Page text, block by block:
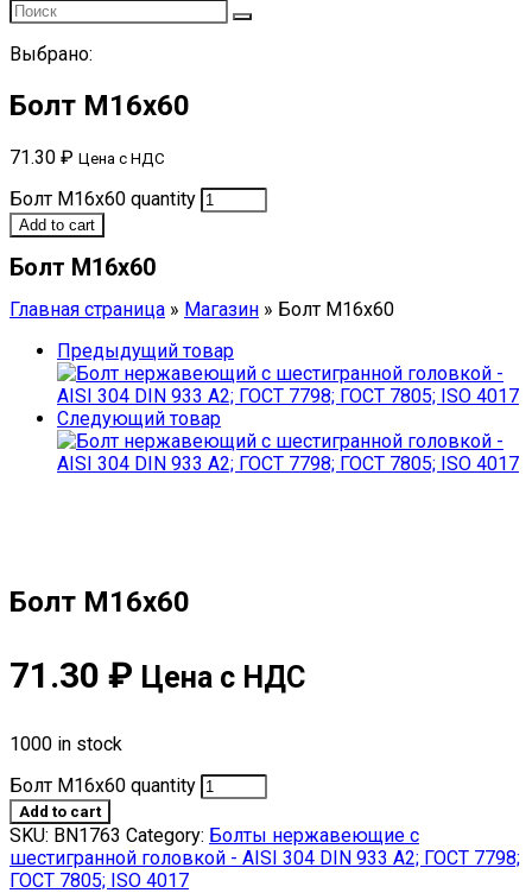
Выбрано:
Болт М16х60
71.30 ₽ Цена с НДС
Болт М16х60 quantity
Add to cart
Болт М16х60
Главная страница » Магазин » Болт М16х60
Предыдущий товар
Следующий товар
Болт М16х60
71.30 ₽ Цена с НДС
1000 in stock
Болт М16х60 quantity
Add to cart
SKU: BN1763 Category: Болты нержавеющие с
шестигранной головкой - AISI 304 DIN 933 A2; ГОСТ 7798;
ГОСТ 7805; ISO 4017